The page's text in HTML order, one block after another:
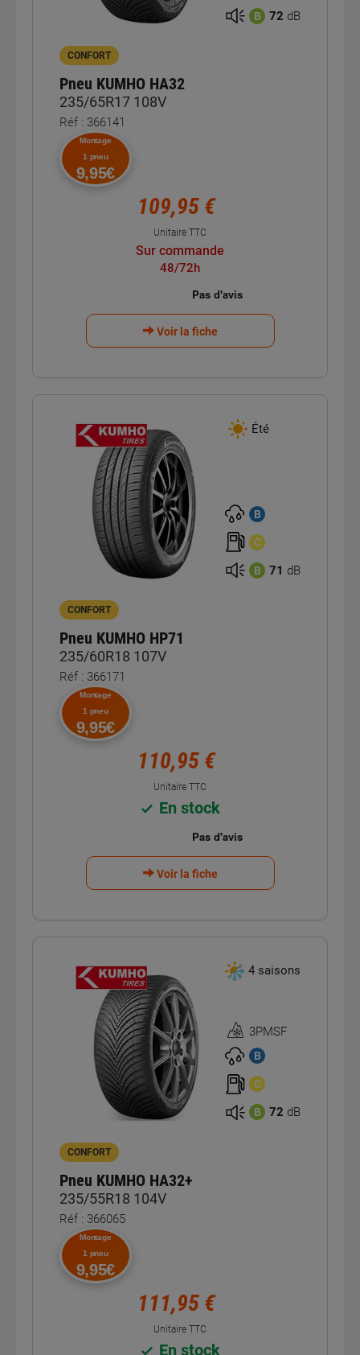
B 72 dB
CONFORT
Pneu KUMHO HA32
235/65R17 108V
Réf : 366141
Montage
1 pneu
9,95€
109,95 €
Unitaire TTC
Sur commande
48/72h
Voir la fiche
Été
B
C
B 71 dB
CONFORT
Pneu KUMHO HP71
235/60R18 107V
Réf : 366171
Montage
1 pneu
9,95€
110,95 €
Unitaire TTC
En stock
Voir la fiche
4 saisons
Homologation
3PMSF
3PMSF
B
C
B 72 dB
CONFORT
Pneu KUMHO HA32+
235/55R18 104V
Réf : 366065
Montage
1 pneu
9,95€
111,95 €
Unitaire TTC
En stock